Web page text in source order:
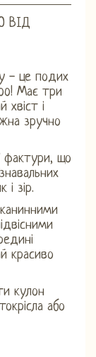
ВІД
- це подих
Має три
хвіст і
зручно
фактури, що
зір.
красиво
кулон
або